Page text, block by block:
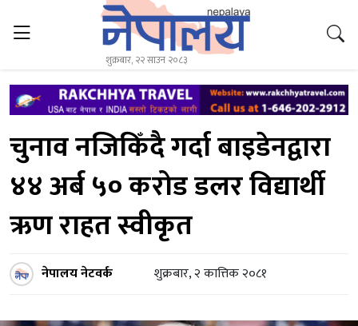
शुक्रबार, २२ साउन २०८३
चुनाव नजिकिँदै गर्दा बाइडेनद्वारा
४४ अर्ब ५० करोड डलर विद्यार्थी
ऋण राहत स्वीकृत
नेपालय नेटवर्क शुक्रबार, २ कात्तिक २०८१